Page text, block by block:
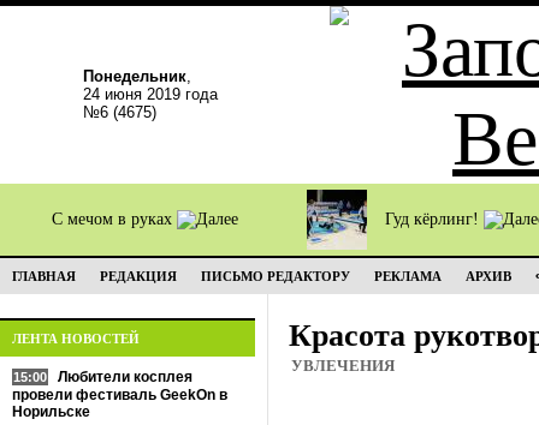
Понедельник,
24 июня 2019 года
№6 (4675)
С мечом в руках Гуд кёрлинг!
ГЛАВНАЯ РЕДАКЦИЯ ПИСЬМО РЕДАКТОРУ РЕКЛАМА АРХИВ
ЛЕНТА НОВОСТЕЙ
15:00
Любители косплея
провели фестиваль GeekOn в
Норильске
Красота
УВЛЕЧЕНИЯ